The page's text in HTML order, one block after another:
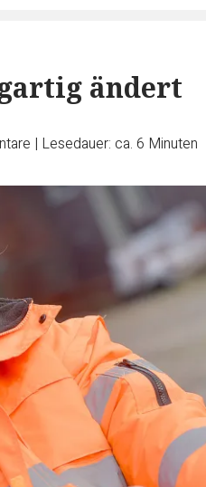
ändert
| Lesedauer: ca. 6 Minuten